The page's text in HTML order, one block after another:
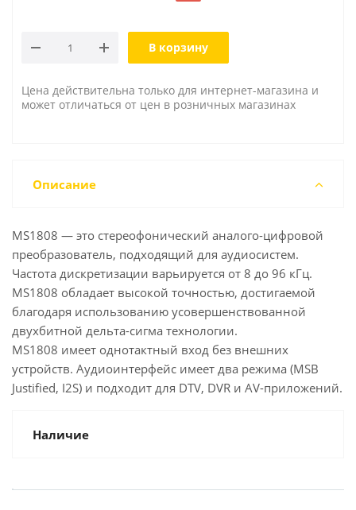
В корзину
Цена действительна только для интернет-магазина и
может отличаться от цен в розничных магазинах
Описание
MS1808 — это стереофонический аналого-цифровой
преобразователь, подходящий для аудиосистем.
Частота дискретизации варьируется от 8 до 96 кГц.
MS1808 обладает высокой точностью, достигаемой
благодаря использованию усовершенствованной
двухбитной дельта-сигма технологии.
MS1808 имеет однотактный вход без внешних
устройств. Аудиоинтерфейс имеет два режима (MSB
Justified, I2S) и подходит для DTV, DVR и AV-приложений.
Наличие